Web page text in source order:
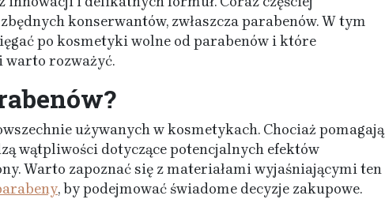
konserwantów, zwłaszcza parabenów. W tym
po kosmetyki wolne od parabenów i które
warto rozważyć.
używanych w kosmetykach. Chociaż pomagają
wątpliwości dotyczące potencjalnych efektów
Warto zapoznać się z materiałami wyjaśniającymi ten
, by podejmować świadome decyzje zakupowe.